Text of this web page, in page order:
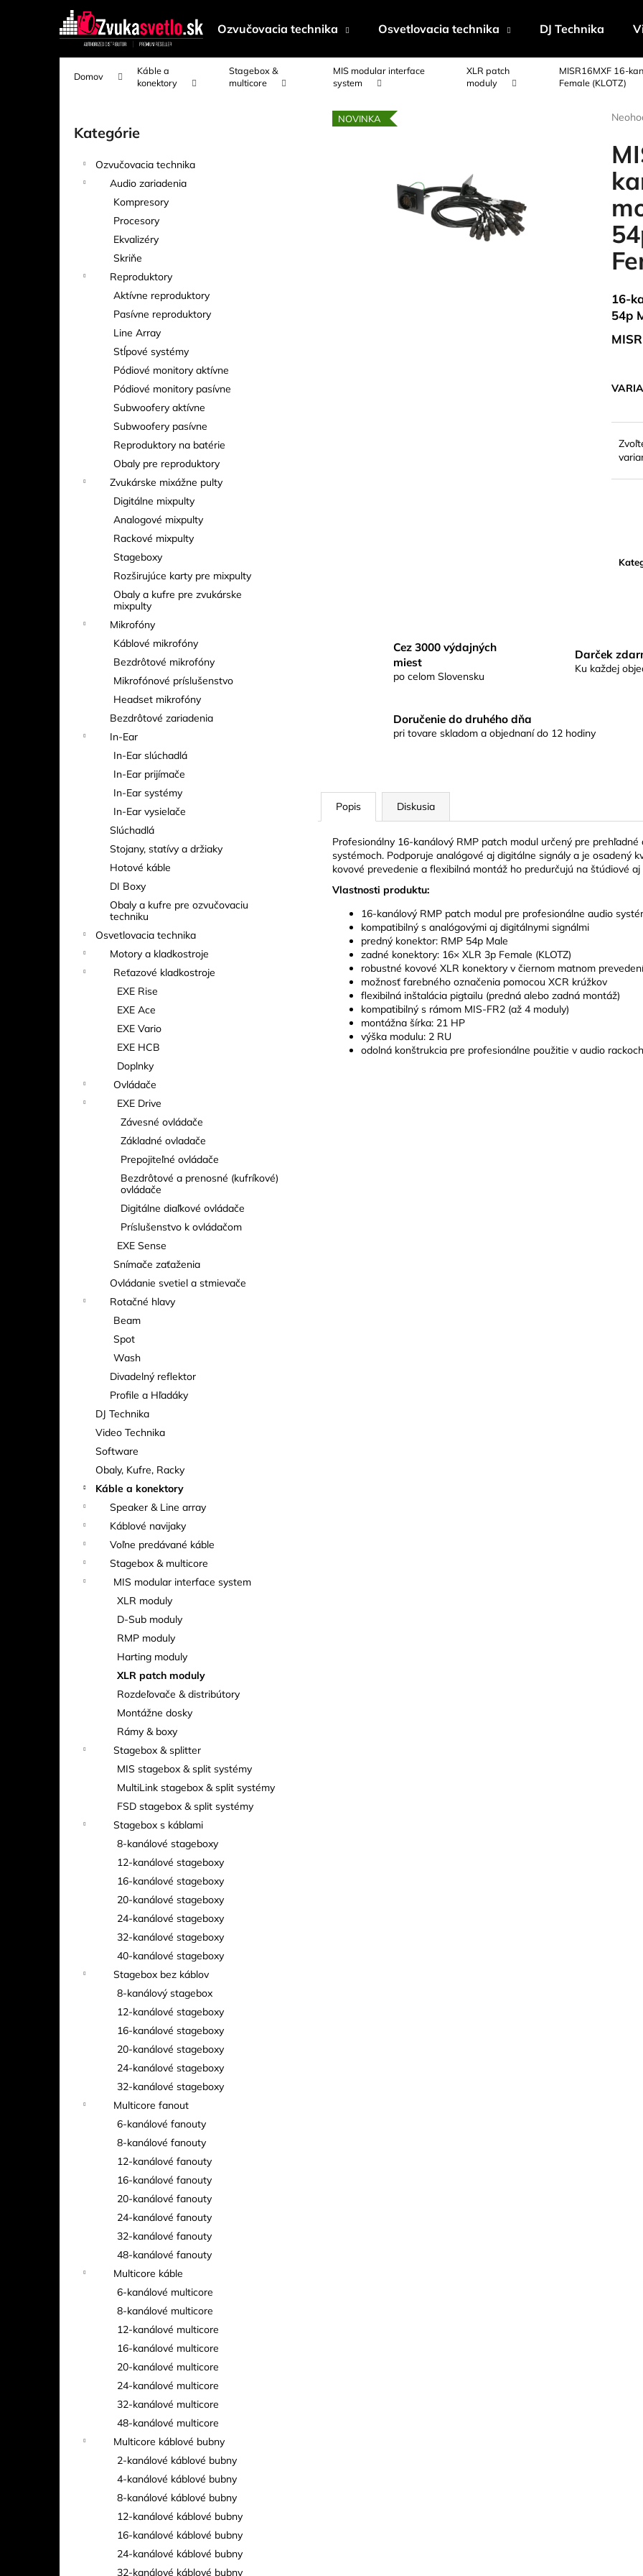
Ozvučovacia technika Osvetlovacia technika DJ Technika
Domov
Káble a
konektory
Stagebox &
multicore
MIS modular interface
system
XLR patch
moduly
MISR16MXF 16-
Female (KLOTZ)
Preskočiť
kategórie
Kategórie
Ozvučovacia technika
Audio zariadenia
Kompresory
Procesory
Ekvalizéry
Skriňe
Reproduktory
Aktívne reproduktory
Pasívne reproduktory
Line Array
Stĺpové systémy
Pódiové monitory aktívne
Pódiové monitory pasívne
Subwoofery aktívne
Subwoofery pasívne
Reproduktory na batérie
Obaly pre reproduktory
Zvukárske mixážne pulty
Digitálne mixpulty
Analogové mixpulty
Rackové mixpulty
Stageboxy
Rozširujúce karty pre mixpulty
Obaly a kufre pre zvukárske
mixpulty
Mikrofóny
Káblové mikrofóny
Bezdrôtové mikrofóny
Mikrofónové príslušenstvo
Headset mikrofóny
Bezdrôtové zariadenia
In-Ear
In-Ear slúchadlá
In-Ear prijímače
In-Ear systémy
In-Ear vysielače
Slúchadlá
Stojany, statívy a držiaky
Hotové káble
DI Boxy
Obaly a kufre pre ozvučovaciu
techniku
Osvetlovacia technika
Motory a kladkostroje
Reťazové kladkostroje
EXE Rise
EXE Ace
EXE Vario
EXE HCB
Doplnky
Ovládače
EXE Drive
Závesné ovládače
Základné ovladače
Prepojiteľné ovládače
Bezdrôtové a prenosné (kufríkové)
ovládače
Digitálne diaľkové ovládače
Príslušenstvo k ovládačom
EXE Sense
Snímače zaťaženia
Ovládanie svetiel a stmievače
Rotačné hlavy
Beam
Spot
Wash
Divadelný reflektor
Profile a Hľadáky
DJ Technika
Video Technika
Software
Obaly, Kufre, Racky
Káble a konektory
Speaker & Line array
Káblové navijaky
Voľne predávané káble
Stagebox & multicore
MIS modular interface system
XLR moduly
D-Sub moduly
RMP moduly
Harting moduly
XLR patch moduly
Rozdeľovače & distribútory
Montážne dosky
Rámy & boxy
Stagebox & splitter
MIS stagebox & split systémy
MultiLink stagebox & split systémy
FSD stagebox & split systémy
Stagebox s káblami
8-kanálové stageboxy
12-kanálové stageboxy
16-kanálové stageboxy
20-kanálové stageboxy
24-kanálové stageboxy
32-kanálové stageboxy
40-kanálové stageboxy
Stagebox bez káblov
8-kanálový stagebox
12-kanálové stageboxy
16-kanálové stageboxy
20-kanálové stageboxy
24-kanálové stageboxy
32-kanálové stageboxy
Multicore fanout
6-kanálové fanouty
8-kanálové fanouty
12-kanálové fanouty
16-kanálové fanouty
20-kanálové fanouty
24-kanálové fanouty
32-kanálové fanouty
48-kanálové fanouty
Multicore káble
6-kanálové multicore
8-kanálové multicore
12-kanálové multicore
16-kanálové multicore
20-kanálové multicore
24-kanálové multicore
32-kanálové multicore
48-kanálové multicore
Multicore káblové bubny
2-kanálové káblové bubny
4-kanálové káblové bubny
8-kanálové káblové bubny
12-kanálové káblové bubny
16-kanálové káblové bubny
24-kanálové káblové bubny
32-kanálové káblové bubny
je
0,0
16-
54p
NOVINKA
Cez 3000 výdajných
miest
po celom Slovensku
Darček
Ku každej
Doručenie do druhého dňa
pri tovare skladom a objednaní do 12 hodiny
Popis Diskusia
Profesionálny 16-kanálový RMP patch modul určený pre
systémoch. Podporuje analógové aj digitálne signály a je osadený
kovové prevedenie a flexibilná montáž ho predurčujú na štúdiové aj
Vlastnosti produktu:
16-kanálový RMP patch modul pre profesionálne audio
kompatibilný s analógovými aj digitálnymi signálmi
predný konektor: RMP 54p Male
zadné konektory: 16× XLR 3p Female (KLOTZ)
robustné kovové XLR konektory v čiernom matnom prevedení
možnosť farebného označenia pomocou XCR krúžkov
flexibilná inštalácia pigtailu (predná alebo zadná montáž)
kompatibilný s rámom MIS-FR2 (až 4 moduly)
montážna šírka: 21 HP
výška modulu: 2 RU
odolná konštrukcia pre profesionálne použitie v audio rackoch
Späť
Späť
Čo potrebujete nájsť?
Odporúčame
EXE RISE D8+ 500 KG – ELEKTRICKÝ
REŤAZOVÝ KLADKOSTROJ (MEDIUM
FRAME)
POWERGRID